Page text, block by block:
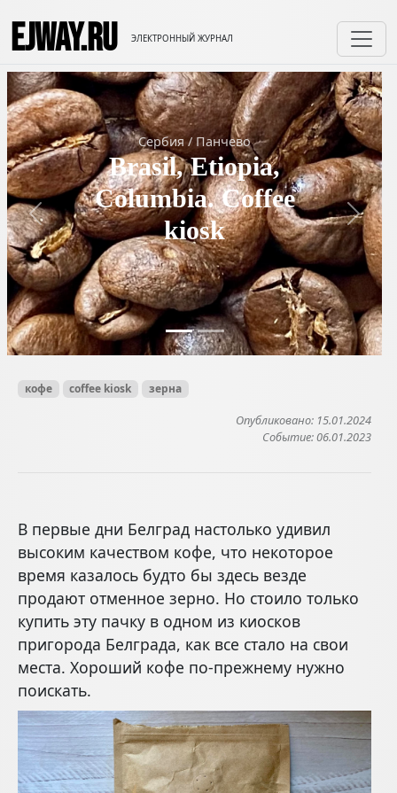
EJWAY.RU ЭЛЕКТРОННЫЙ ЖУРНАЛ
Сербия/ Панчево
Brasil, Etiopia,
Columbia. Coffee
kiosk
Previous Next
кофе coffee kiosk зерна
Опубликовано: 15.01.2024
Событие: 06.01.2023
В первые дни Белград настолько удивил
высоким качеством кофе, что некоторое
время казалось будто бы здесь везде
продают отменное зерно. Но стоило только
купить эту пачку в одном из киосков
пригорода Белграда, как все стало на свои
места. Хороший кофе по-прежнему нужно
поискать.